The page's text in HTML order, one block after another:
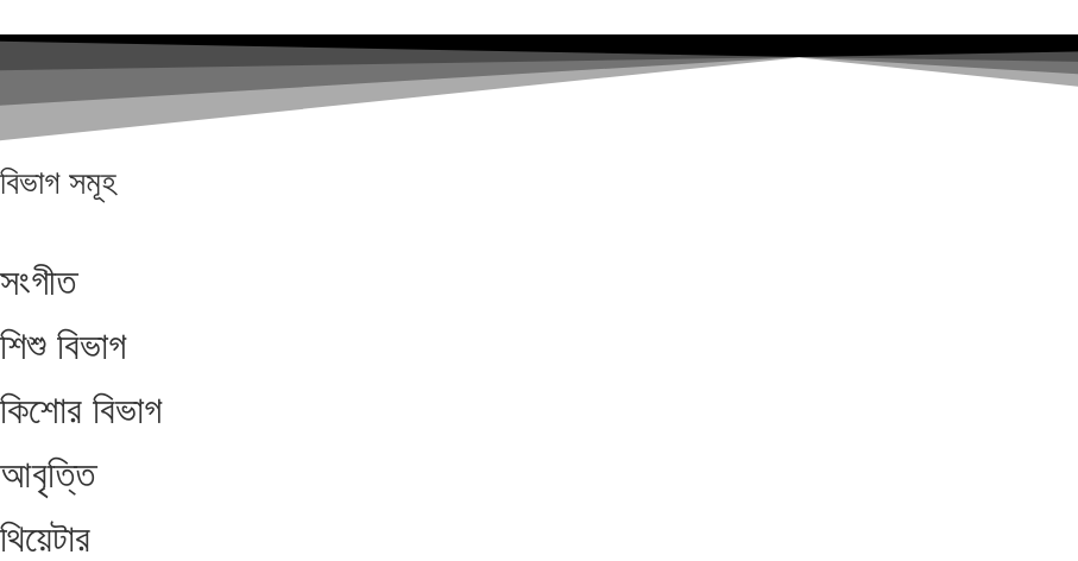
বিভাগ সমূহ
সংগীত
শিশু বিভাগ
কিশোর বিভাগ
আবৃত্তি
থিয়েটার